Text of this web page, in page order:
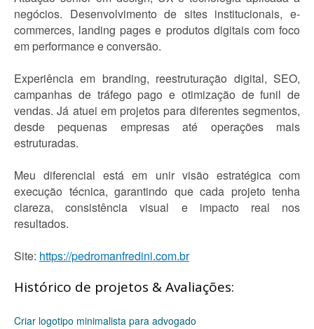
negócios. Desenvolvimento de sites institucionais, e-
commerces, landing pages e produtos digitais com foco
em performance e conversão.
Experiência em branding, reestruturação digital, SEO,
campanhas de tráfego pago e otimização de funil de
vendas. Já atuei em projetos para diferentes segmentos,
desde pequenas empresas até operações mais
estruturadas.
Meu diferencial está em unir visão estratégica com
execução técnica, garantindo que cada projeto tenha
clareza, consistência visual e impacto real nos
resultados.
Site: https://pedromanfredini.com.br
Histórico de projetos & Avaliações:
Criar logotipo minimalista para advogado